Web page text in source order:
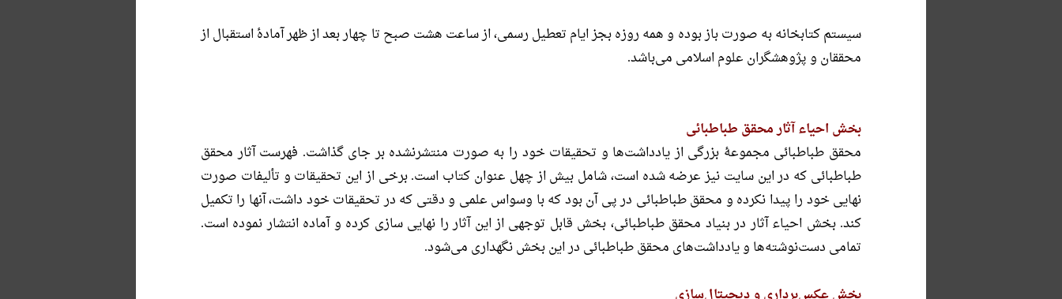
سیستم كتابخانه به صورت باز بوده و همه روزه بجز ایام تعطیل رسمی، از ساعت هشت صبح تا چهار بعد از ظهر آمادۀ استقبال از
محققان و پژوهشگران علوم اسلامى مى‌باشد.
بخش احیاء آثار محقق طباطبائی
محقق طباطبائی مجموعۀ بزرگی از یادداشت‌ها و تحقیقات خود را به صورت منتشرنشده بر جای گذاشت. فهرست آثار محقق
طباطبائی که در این سایت نیز عرضه شده است، شامل بیش از چهل عنوان کتاب است. برخی از این تحقیقات و تألیفات صورت
نهایی خود را پیدا نکرده و محقق طباطبائی در پی آن بود که با وسواس علمی و دقتی که در تحقیقات خود داشت، آنها را تکمیل
کند. بخش احیاء آثار در بنیاد محقق طباطبائی، بخش قابل توجهی از این آثار را نهایی سازی کرده و آماده انتشار نموده است.
تمامی دست‌نوشته‌ها و یادداشت‌های محقق طباطبائی در این بخش نگهداری می‌شود.